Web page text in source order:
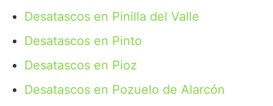
Desatascos en Pinilla del Valle
Desatascos en Pinto
Desatascos en Pioz
Desatascos en Pozuelo de Alarcón